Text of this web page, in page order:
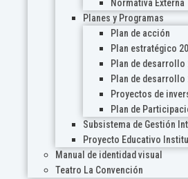
Normativa Externa
Planes y Programas
Plan de acción
Plan estratégico
Plan de desarrollo
Plan de desarrollo
Proyectos de
Plan de
Subsistema de Gestión
Proyecto Educativo
Manual de identidad visual
Teatro La Convención